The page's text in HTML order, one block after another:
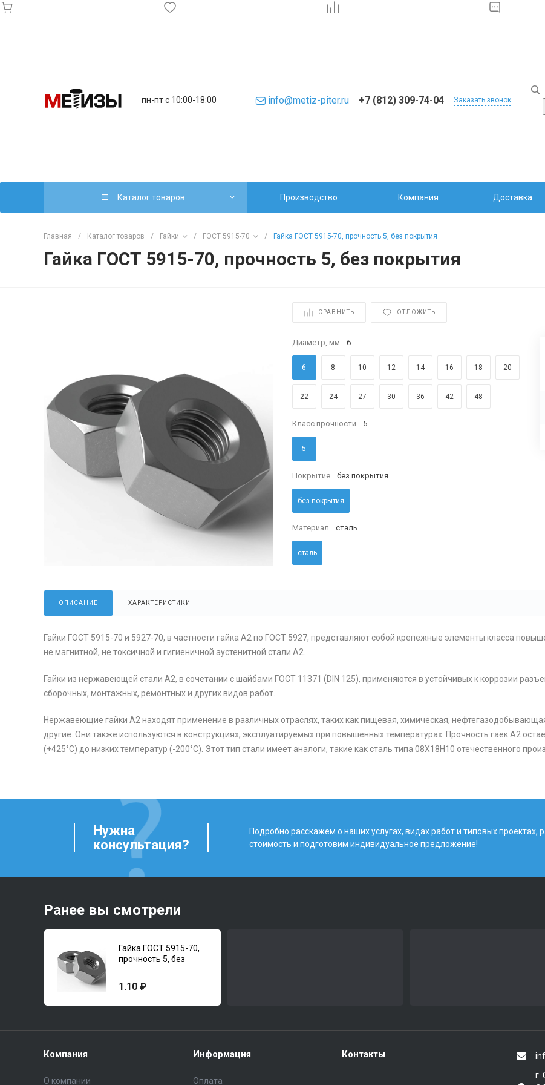
пн-пт с 10:00-18:00 info@metiz-piter.ru +7 (812) 309-74-04 Заказать звонок
Каталог товаров Производство Компания Доставка
Главная / Каталог товаров / Гайки / ГОСТ 5915-70 / Гайка ГОСТ 5915-70, прочность 5, без покрытия
Гайка ГОСТ 5915-70, прочность 5, без покрытия
СРАВНИТЬ ОТЛОЖИТЬ
Диаметр, мм 6
6 8 10 12 14 16 18 20
22 24 27 30 36 42 48
Класс прочности 5
5
Покрытие без покрытия
без покрытия
Материал сталь
сталь
ОПИСАНИЕ ХАРАКТЕРИСТИКИ
Гайки ГОСТ 5915-70 и 5927-70, в частности гайка А2 по ГОСТ 5927, представляют собой крепежные элементы класса
не магнитной, не токсичной и гигиеничной аустенитной стали А2.
Гайки из нержавеющей стали А2, в сочетании с шайбами ГОСТ 11371 (DIN 125), применяются в устойчивых к коррозии
сборочных, монтажных, ремонтных и других видов работ.
Нержавеющие гайки А2 находят применение в различных отраслях, таких как пищевая, химическая,
другие. Они также используются в конструкциях, эксплуатируемых при повышенных температурах. Прочность гаек А2
(+425°C) до низких температур (-200°C). Этот тип стали имеет аналоги, такие как сталь типа 08Х18Н10 отечественного
Нужна
консультация?
Подробно расскажем о наших услугах, видах работ и типовых проектах,
стоимость и подготовим индивидуальное предложение!
Ранее вы смотрели
Гайка ГОСТ 5915-70,
прочность 5, без
1.10 ₽
Компания
О компании
Информация
Оплата
Контакты
г.